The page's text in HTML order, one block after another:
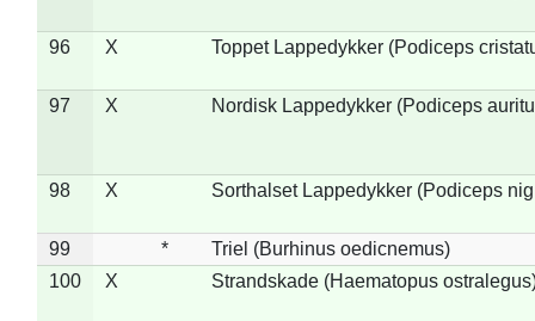
96 X Toppet Lappedykker (Podiceps
97 X Nordisk Lappedykker (Podiceps
98 X Sorthalset Lappedykker (Podiceps
99 *
Triel (Burhinus oedicnemus)
100
X Strandskade (Haematopus